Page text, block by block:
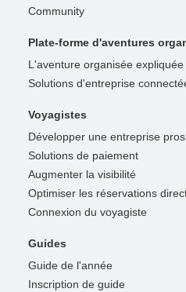
Community
Plate-forme d'aventures
L'aventure organisée expliquée
Solutions d'entreprise
Voyagistes
Développer une entreprise
Solutions de paiement
Augmenter la visibilité
Optimiser les réservations
Connexion du voyagiste
Guides
Guide de l'année
Inscription de guide